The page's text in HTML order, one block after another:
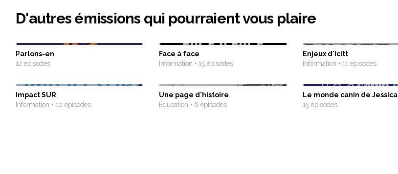
D'autres émissions qui pourraient vous plaire
Parlons-en
12 épisodes
Face à face
Information • 15 épisodes
Enjeux d'icitt
Information • 11 épisodes
Impact SUR
Information • 10 épisodes
Une page d'histoire
Éducation • 6 épisodes
Le monde canin de Jessica
15 épisodes